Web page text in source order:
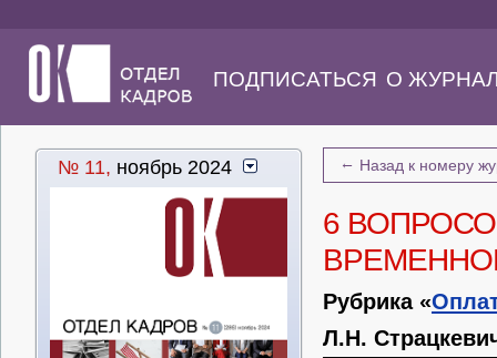
ПОДПИСАТЬСЯ О
№ 11, ноябрь 2024 ← Назад к номеру
6
Рубрика «
Л.Н.